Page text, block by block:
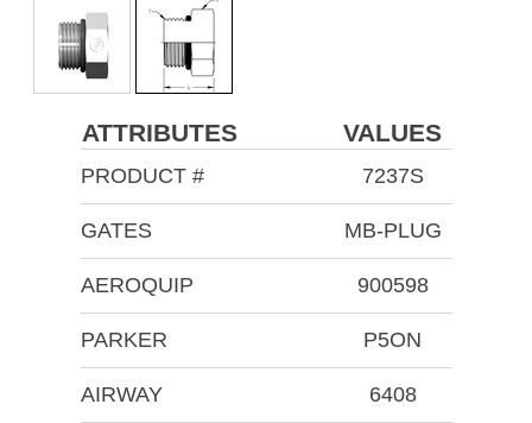
ATTRIBUTES VALUES
PRODUCT # 7237S
GATES MB-PLUG
AEROQUIP 900598
PARKER P5ON
AIRWAY 6408